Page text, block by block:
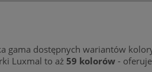
gama dostępnych wariantów
Luxmal to aż 59 kolorów -